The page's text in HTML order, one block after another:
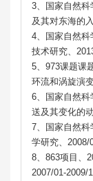
3、国家自然科
及其对东海的
4、国家自然科
技术研究、
5、973课题课
环流和涡旋演
6、国家自然科
送及其变化的
7、国家自然科
学研究、2008/
8、863项目、
2007/01-2009/